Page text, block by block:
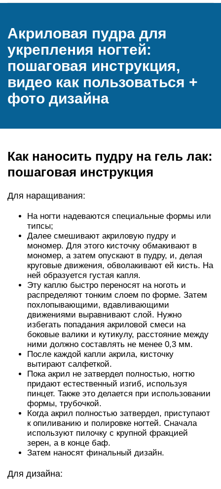
Акриловая пудра для
укрепления ногтей:
пошаговая инструкция,
видео как пользоваться +
фото дизайна
Как наносить пудру на гель лак:
пошаговая инструкция
Для наращивания:
На ногти надеваются специальные формы или
типсы;
Далее смешивают акриловую пудру и
мономер. Для этого кисточку обмакивают в
мономер, а затем опускают в пудру, и, делая
круговые движения, обволакивают ей кисть. На
ней образуется густая капля.
Эту каплю быстро переносят на ноготь и
распределяют тонким слоем по форме. Затем
похлопывающими, вдавливающими
движениями выравнивают слой. Нужно
избегать попадания акриловой смеси на
боковые валики и кутикулу, расстояние между
ними должно составлять не менее 0,3 мм.
После каждой капли акрила, кисточку
вытирают салфеткой.
Пока акрил не затвердел полностью, ногтю
придают естественный изгиб, используя
пинцет. Также это делается при использовании
формы, трубочкой.
Когда акрил полностью затвердел, приступают
к опиливанию и полировке ногтей. Сначала
используют пилочку с крупной фракцией
зерен, а в конце баф.
Затем наносят финальный дизайн.
Для дизайна: